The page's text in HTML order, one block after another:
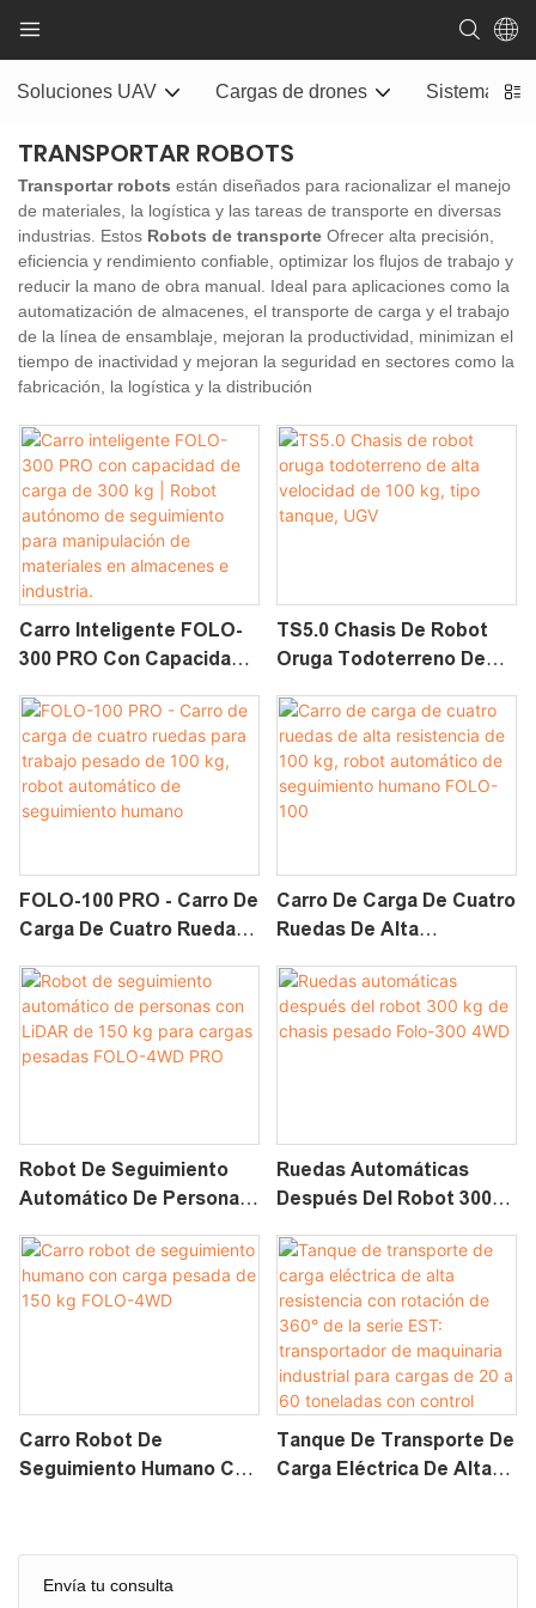
Soluciones UAV Cargas de drones Sistema de
TRANSPORTAR ROBOTS
Transportar robots están diseñados para racionalizar el manejo
de materiales, la logística y las tareas de transporte en diversas
industrias. Estos Robots de transporte Ofrecer alta precisión,
eficiencia y rendimiento confiable, optimizar los flujos de trabajo y
reducir la mano de obra manual. Ideal para aplicaciones como la
automatización de almacenes, el transporte de carga y el trabajo
de la línea de ensamblaje, mejoran la productividad, minimizan el
tiempo de inactividad y mejoran la seguridad en sectores como la
fabricación, la logística y la distribución
Envía tu consulta
Carro Inteligente FOLO-
300 PRO Con Capacidad
Robot Autónomo De
Seguimiento Para
Manipulación De
Materiales En Almacenes
TS5.0 Chasis De Robot
Oruga Todoterreno De
Tipo Tanque, UGV
FOLO-100 PRO - Carro De
Carga De Cuatro Ruedas
100 Kg, Robot
Automático De
Seguimiento Humano
Carro De Carga De Cuatro
Ruedas De Alta
Robot Automático De
Seguimiento Humano
FOLO-100
Robot De Seguimiento
Automático De Personas
Para Cargas Pesadas
FOLO-4WD PRO
Ruedas Automáticas
Después Del Robot 300
Folo-300 4WD
Carro Robot De
Seguimiento Humano Con
Tanque De Transporte De
Carga Eléctrica De Alta
Transportador De